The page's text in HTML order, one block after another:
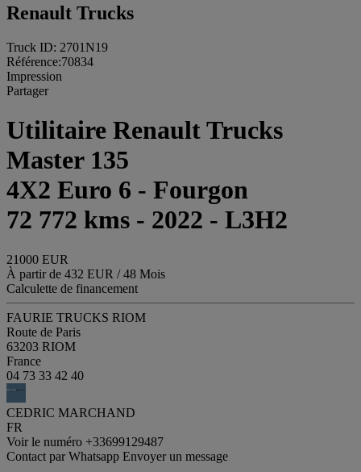
Renault Trucks
Truck ID: 2701N19
Référence:70834
Impression
Partager
Utilitaire Renault Trucks
Master 135
4X2 Euro 6 - Fourgon
72 772 kms - 2022 - L3H2
21000 EUR
À partir de 432 EUR / 48 Mois
Calculette de financement
FAURIE TRUCKS RIOM
Route de Paris
63203 RIOM
France
04 73 33 42 40
CEDRIC MARCHAND
FR
Voir le numéro +33699129487
Contact par Whatsapp Envoyer un message